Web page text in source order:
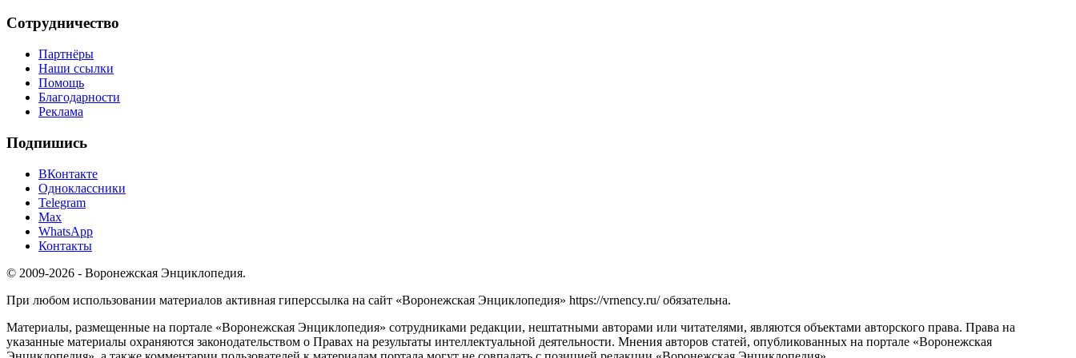
Сотрудничество
Партнёры
Наши ссылки
Помощь
Благодарности
Реклама
Подпишись
ВКонтакте
Одноклассники
Telegram
Max
WhatsApp
Контакты
© 2009-2026 - Воронежская Энциклопедия.
При любом использовании материалов активная гиперссылка на сайт «Воронежская Энциклопедия» https://vrnency.ru/ обязательна.
Материалы, размещенные на портале «Воронежская Энциклопедия» сотрудниками редакции, нештатными авторами или читателями, являются объектами авторского права. Права на
указанные материалы охраняются законодательством о Правах на результаты интеллектуальной деятельности. Мнения авторов статей, опубликованных на портале «Воронежская